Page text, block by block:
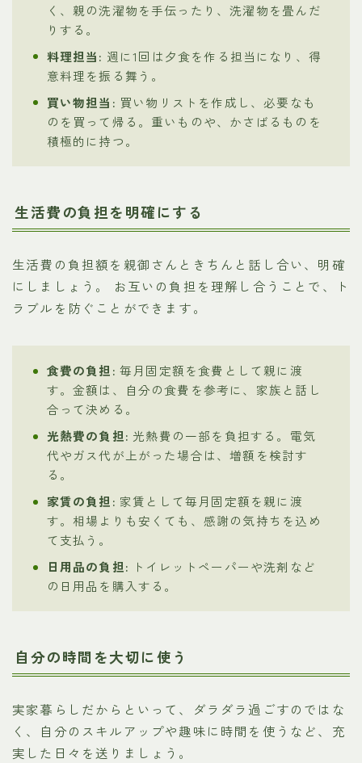
く、親の洗濯物を手伝ったり、洗濯物を畳んだ
りする。
料理担当: 週に1回は夕食を作る担当になり、得
意料理を振る舞う。
買い物担当: 買い物リストを作成し、必要なも
のを買って帰る。重いものや、かさばるものを
積極的に持つ。
生活費の負担を明確にする
生活費の負担額を親御さんときちんと話し合い、明確
にしましょう。 お互いの負担を理解し合うことで、ト
ラブルを防ぐことができます。
食費の負担: 毎月固定額を食費として親に渡
す。金額は、自分の食費を参考に、家族と話し
合って決める。
光熱費の負担: 光熱費の一部を負担する。電気
代やガス代が上がった場合は、増額を検討す
る。
家賃の負担: 家賃として毎月固定額を親に渡
す。相場よりも安くても、感謝の気持ちを込め
て支払う。
日用品の負担: トイレットペーパーや洗剤など
の日用品を購入する。
自分の時間を大切に使う
実家暮らしだからといって、ダラダラ過ごすのではな
く、自分のスキルアップや趣味に時間を使うなど、充
実した日々を送りましょう。